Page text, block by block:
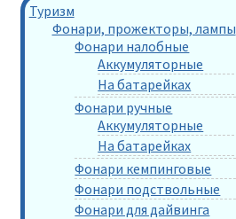
Туризм
Фонари, прожекторы, лампы
Фонари налобные
Аккумуляторные
На батарейках
Фонари ручные
Аккумуляторные
На батарейках
Фонари кемпинговые
Фонари подствольные
Фонари для дайвинга